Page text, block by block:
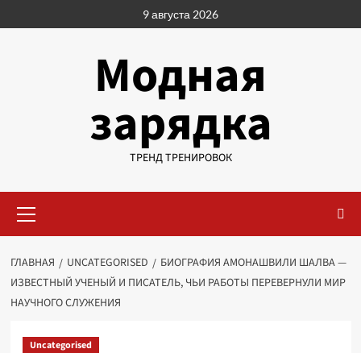
к
9 августа 2026
Модная
зарядка
ТРЕНД ТРЕНИРОВОК
меню
ГЛАВНАЯ UNCATEGORISED
БИОГРАФИЯ АМОНАШВИЛИ ШАЛВА —
ИЗВЕСТНЫЙ УЧЕНЫЙ И ПИСАТЕЛЬ, ЧЬИ РАБОТЫ ПЕРЕВЕРНУЛИ МИР
НАУЧНОГО СЛУЖЕНИЯ
Uncategorised